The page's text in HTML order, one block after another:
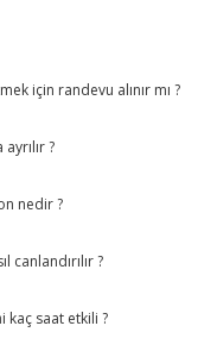
için randevu alınır mı ?
?
nedir ?
canlandırılır ?
kaç saat etkili ?